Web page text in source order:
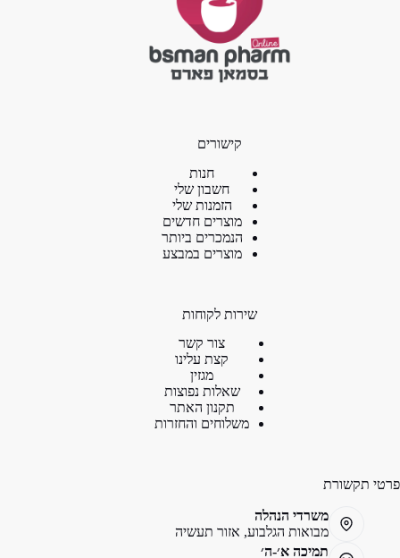
קישורים
חנות
חשבון שלי
הזמנות שלי
מוצרים חדשים
הנמכרים ביותר
מוצרים במבצע
שירות לקוחות
צור קשר
קצת עלינו
מגזין
שאלות נפוצות
תקנון האתר
משלוחים והחזרות
פרטי תקשורת
משרדי הנהלה
מבואות הגלבוע, אזור תעשיה
תמיכה א׳-ה׳